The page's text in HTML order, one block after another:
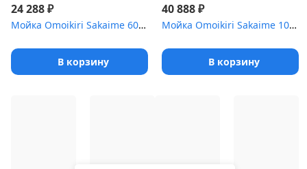
24 288₽
Мойка Omoikiri Sakaime 60E-DC Tetogranit/темный шоколад
В корзину
40 888₽
Мойка Omoikiri Sakaime 100-2-PL Tetogranit/платина
В корзину